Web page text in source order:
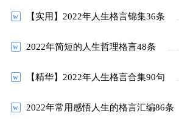
【实用】2022年人生格言锦集36条
2022年简短的人生哲理格言48条
【精华】2022年人生格言合集90句
2022年常用感悟人生的格言汇编86条